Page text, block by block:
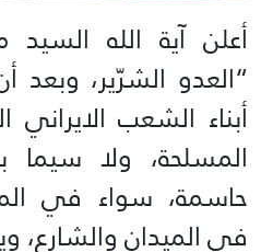
أعلن آية الله السيد
“العدو الشرّير، وبعد
أبناء الشعب
المسلحة، ولا
حاسمة، سواء في
في الميدان والشارع،